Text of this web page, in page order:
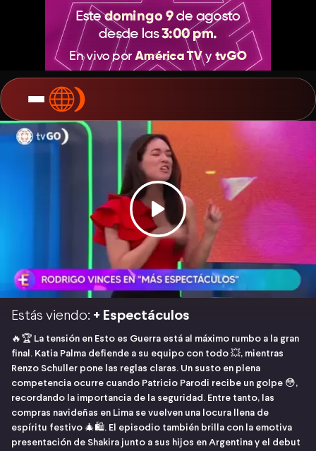
Estás viendo: + Espectáculos
🔥🏆 La tensión en Esto es Guerra está al máximo rumbo a la gran
final. Katia Palma defiende a su equipo con todo 💥, mientras
Renzo Schuller pone las reglas claras. Un susto en plena
competencia ocurre cuando Patricio Parodi recibe un golpe 😳,
recordando la importancia de la seguridad. Entre tanto, las
compras navideñas en Lima se vuelven una locura llena de
espíritu festivo 🎄🛍️. El episodio también brilla con la emotiva
presentación de Shakira junto a sus hijos en Argentina y el debut